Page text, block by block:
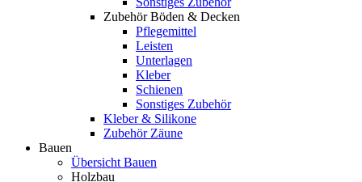
Zubehör Böden & Decken
Pflegemittel
Leisten
Unterlagen
Kleber
Schienen
Sonstiges Zubehör
Kleber & Silikone
Zubehör Zäune
Bauen
Übersicht Bauen
Holzbau